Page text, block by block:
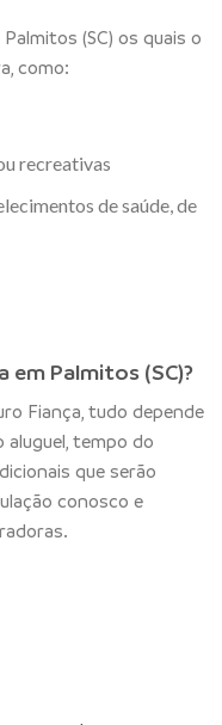
(SC) os quais o
como:
recreativas
de saúde, de
em Palmitos (SC)?
Fiança, tudo depende
tempo do
que serão
conosco e